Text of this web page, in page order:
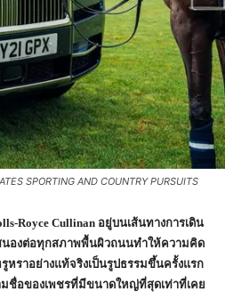
SPORTING AND COUNTRY PURSUITS
Royce Cullinan อยู่บนเส้นทางการเดิน
องต่อทุกสภาพพื้นผิวถนนทำให้ความคิด
หราอย่างแท้จริงเป็นรูปธรรมขึ้นครั้งแรก
ชื่อของเพชรที่มีขนาดใหญ่ที่สุดเท่าที่เคย